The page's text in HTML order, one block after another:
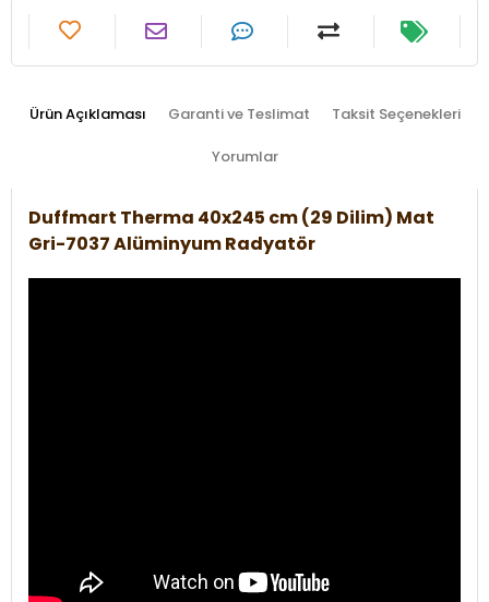
Ürün Açıklaması Garanti ve Teslimat Taksit Seçenekleri
Yorumlar
Duffmart Therma 40x245 cm (29 Dilim) Mat
Gri-7037 Alüminyum Radyatör